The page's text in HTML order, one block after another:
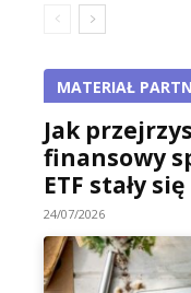
MATERIAŁ
Jak
finansowy
ETF stały
24/07/2026